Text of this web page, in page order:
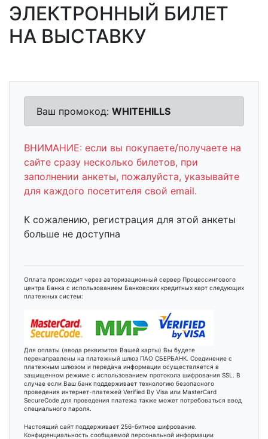
ЭЛЕКТРОННЫЙ БИЛЕТ
НА ВЫСТАВКУ
Ваш промокод: WHITEHILLS
ВНИМАНИЕ: если вы покупаете/получаете на
сайте сразу несколько билетов, при
заполнении анкеты, пожалуйста, указывайте
для каждого посетителя свой email.
К сожалению, регистрация для этой анкеты
больше не доступна
Оплата происходит через авторизационный сервер Процессингового
центра Банка с использованием Банковских кредитных карт следующих
платежных систем:
Для оплаты (ввода реквизитов Вашей карты) Вы будете
перенаправлены на платежный шлюз ПАО СБЕРБАНК. Соединение с
платежным шлюзом и передача информации осуществляется в
защищенном режиме с использованием протокола шифрования SSL. В
случае если Ваш банк поддерживает технологию безопасного
проведения интернет-платежей Verified By Visa или MasterCard
SecureCode для проведения платежа также может потребоваться ввод
специального пароля.
Настоящий сайт поддерживает 256-битное шифрование.
Конфиденциальность сообщаемой персональной информации